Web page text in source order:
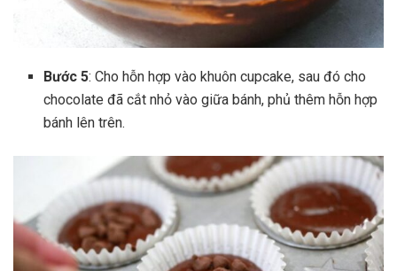
Bước 5: Cho hỗn hợp vào khuôn cupcake, sau đó cho
chocolate đã cắt nhỏ vào giữa bánh, phủ thêm hỗn hợp
bánh lên trên.